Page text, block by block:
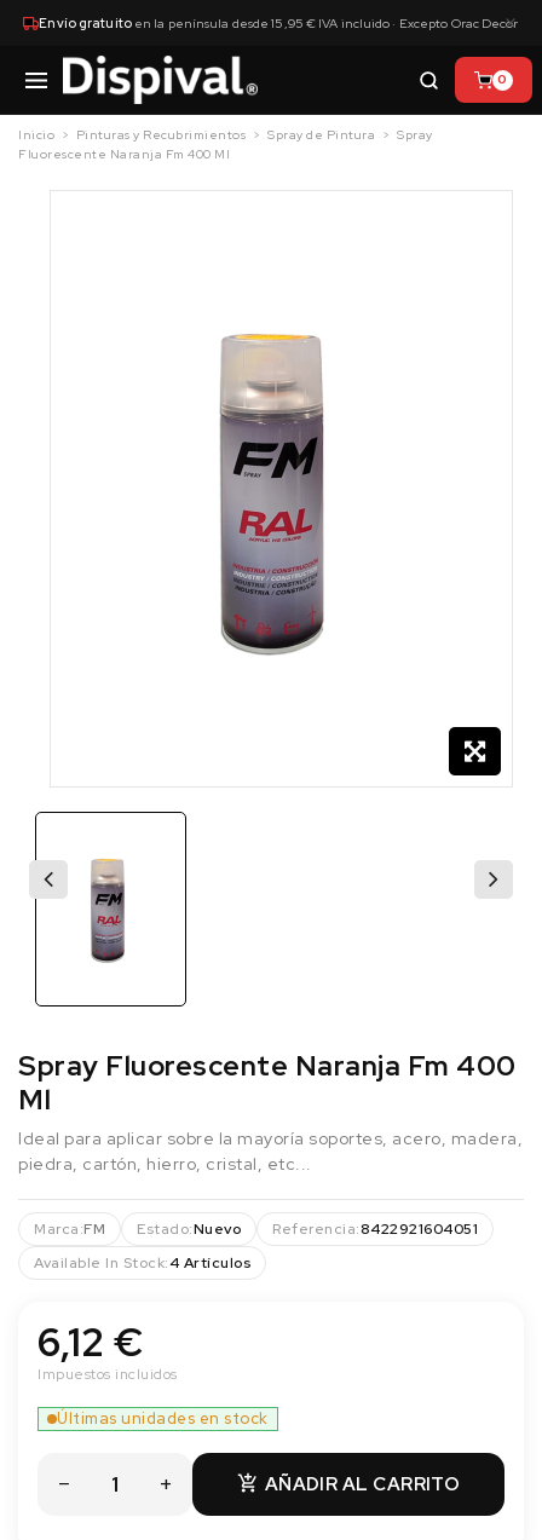
Envío gratuitoen la península desde 15,95 € IVA incluido · Excepto Orac Decor
×
0
Inicio Pinturas y Recubrimientos Spray de Pintura
Spray
Fluorescente Naranja Fm 400 Ml
Spray Fluorescente Naranja Fm 400
Ml
Ideal para aplicar sobre la mayoría soportes, acero, madera,
piedra, cartón, hierro, cristal, etc...
Marca:FM Estado:Nuevo Referencia:8422921604051
Available In Stock:4 Artículos
6,12 €
Impuestos incluidos
 AÑADIR AL CARRITO
Últimas unidades en stock